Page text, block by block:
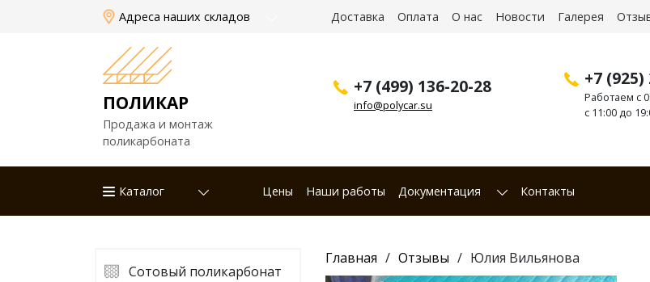
Адреса наших складов Доставка Оплата О нас Новости Галерея
ПОЛИКАР
Продажа и монтаж
поликарбоната
+7 (499) 136-20-28
info@polycar.su
+7
Работаем с
с 11:00 до
Каталог Цены Наши работы Документация Контакты
Сотовый поликарбонат
Главная Отзывы Юлия Вильянова